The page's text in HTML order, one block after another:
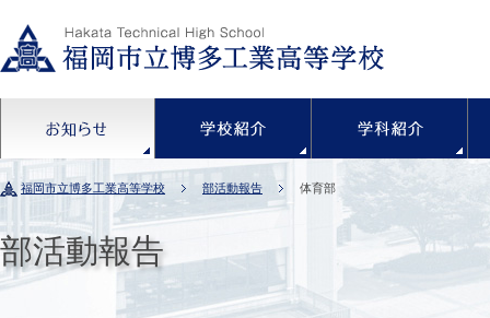
福岡市立博多工業高等学校 部活動報告 体育部
部活動報告